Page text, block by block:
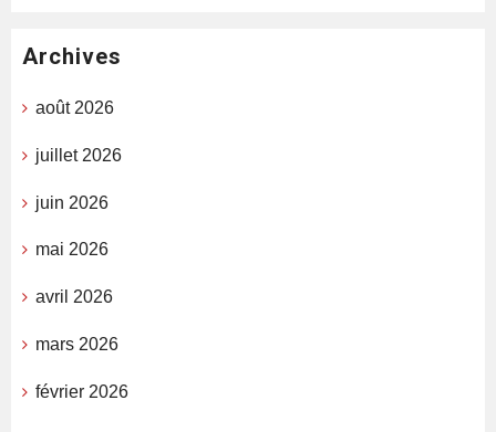
Archives
août 2026
juillet 2026
juin 2026
mai 2026
avril 2026
mars 2026
février 2026